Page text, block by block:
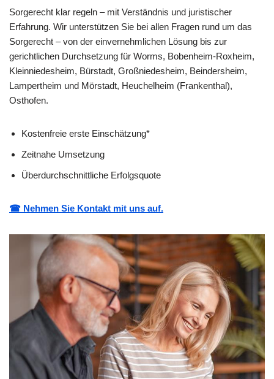
Sorgerecht klar regeln – mit Verständnis und juristischer
Erfahrung. Wir unterstützen Sie bei allen Fragen rund um das
Sorgerecht – von der einvernehmlichen Lösung bis zur
gerichtlichen Durchsetzung für Worms, Bobenheim-Roxheim,
Kleinniedesheim, Bürstadt, Großniedesheim, Beindersheim,
Lampertheim und Mörstadt, Heuchelheim (Frankenthal),
Osthofen.
Kostenfreie erste Einschätzung*
Zeitnahe Umsetzung
Überdurchschnittliche Erfolgsquote
☎ Nehmen Sie Kontakt mit uns auf.